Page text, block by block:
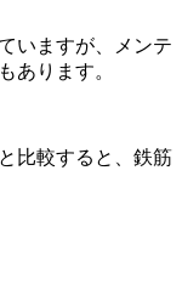
いますが、メンテ
あります。
比較すると、鉄筋